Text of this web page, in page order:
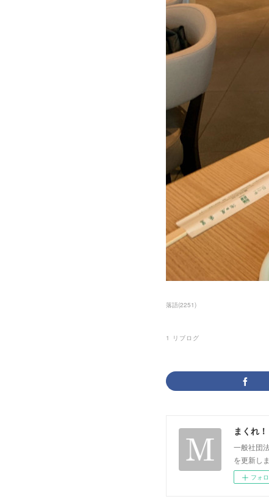
落語(2251)
1 リブログ
まくれ
一般社団
を更新し
フォ